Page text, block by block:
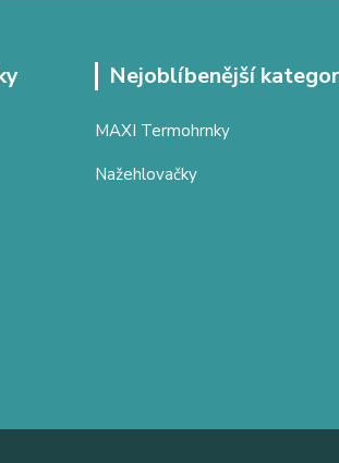
Nejoblíbenější
MAXI Termohrnky
Nažehlovačky